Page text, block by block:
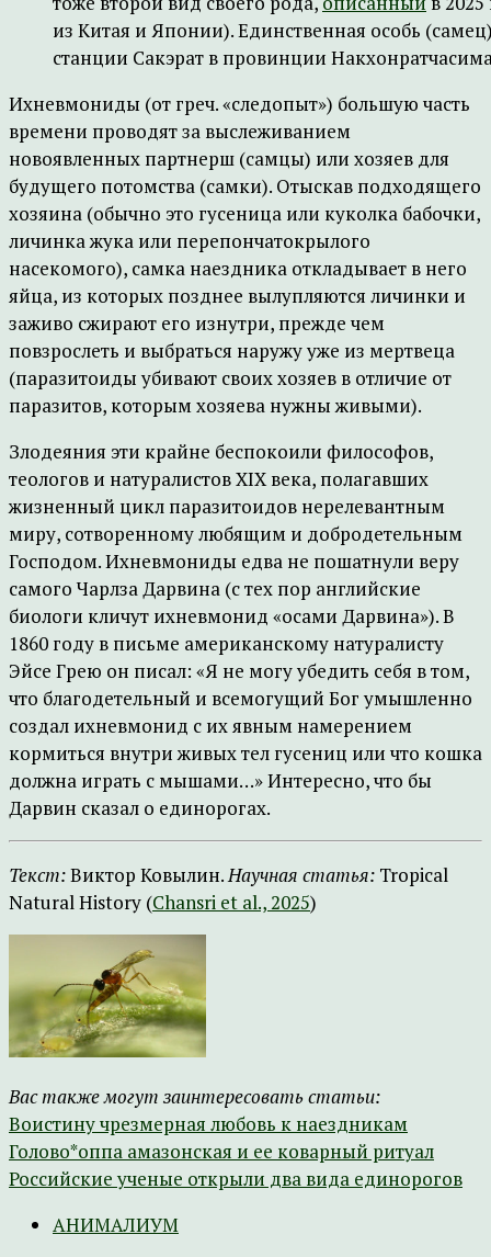
из Китая и Японии). Единственная особь
станции Сакэрат в провинции
Ихневмониды (от греч. «следопыт») большую часть
времени проводят за выслеживанием
новоявленных партнерш (самцы) или хозяев для
будущего потомства (самки). Отыскав подходящего
хозяина (обычно это гусеница или куколка бабочки,
личинка жука или перепончатокрылого
насекомого), самка наездника откладывает в него
яйца, из которых позднее вылупляются личинки и
заживо сжирают его изнутри, прежде чем
повзрослеть и выбраться наружу уже из мертвеца
(паразитоиды убивают своих хозяев в отличие от
паразитов, которым хозяева нужны живыми).
Злодеяния эти крайне беспокоили философов,
теологов и натуралистов XIX века, полагавших
жизненный цикл паразитоидов нерелевантным
миру, сотворенному любящим и добродетельным
Господом. Ихневмониды едва не пошатнули веру
самого Чарлза Дарвина (с тех пор английские
биологи кличут ихневмонид «осами Дарвина»). В
1860 году в письме американскому натуралисту
Эйсе Грею он писал: «Я не могу убедить себя в том,
что благодетельный и всемогущий Бог умышленно
создал ихневмонид с их явным намерением
кормиться внутри живых тел гусениц или что кошка
должна играть с мышами…» Интересно, что бы
Дарвин сказал о единорогах.
Текст:Виктор Ковылин.Научная статья: Tropical
Natural History (Chansri et al., 2025)
Вас также могут заинтересовать статьи:
Воистину чрезмерная любовь к наездникам
Голово*оппа амазонская и ее коварный ритуал
Российские ученые открыли два вида единорогов
АНИМАЛИУМ